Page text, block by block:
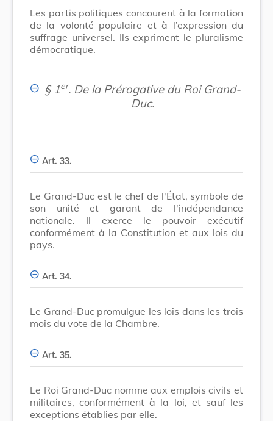
Les partis politiques concourent à la formation
de la volonté populaire et à l’expression du
suffrage universel. Ils expriment le pluralisme
démocratique.
§ 1er. De la Prérogative du Roi Grand-
Duc.
Art. 33.
Le Grand-Duc est le chef de l'État, symbole de
son unité et garant de l'indépendance
nationale. Il exerce le pouvoir exécutif
conformément à la Constitution et aux lois du
pays.
Art. 34.
Le Grand-Duc promulgue les lois dans les trois
mois du vote de la Chambre.
Art. 35.
Le Roi Grand-Duc nomme aux emplois civils et
militaires, conformément à la loi, et sauf les
exceptions établies par elle.